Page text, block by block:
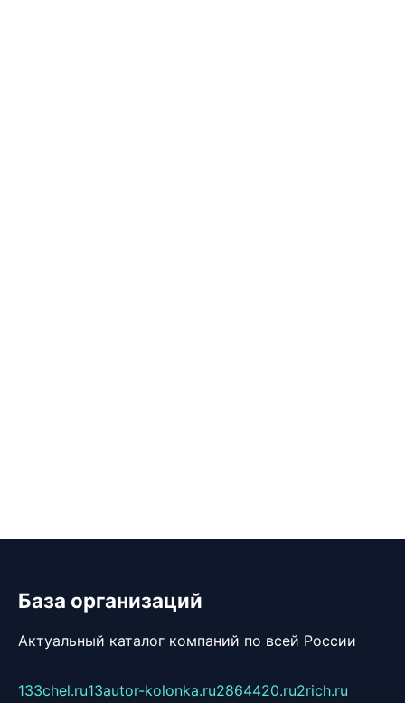
База организаций
Актуальный каталог компаний по всей России
133chel.ru13autor-kolonka.ru2864420.ru2rich.ru